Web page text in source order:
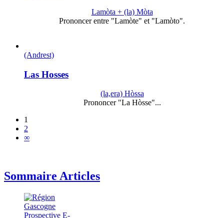
Lamòta + (la) Mòta
Prononcer entre "Lamòte" et "Lamòto".
(Andrest)
Las Hosses
(la,era) Hòssa
Prononcer "La Hòsse"...
1
2
∞
Sommaire Articles